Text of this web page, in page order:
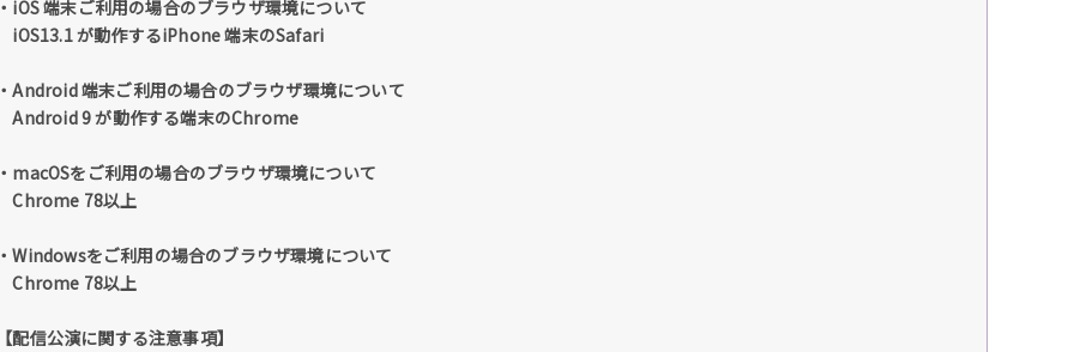
iOS 端末ご利用の場合のブラウザ環境について
が動作するiPhone 端末のSafari
Android 端末ご利用の場合のブラウザ環境について
9 が動作する端末のChrome
macOSをご利用の場合のブラウザ環境について
78以上
Windowsをご利用の場合のブラウザ環境について
78以上
配信公演に関する注意事項】